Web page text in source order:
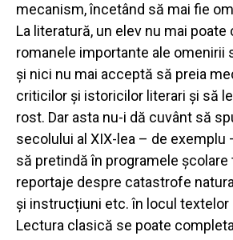
mecanism, încetând să mai fie
La literatură, un elev nu mai poate
romanele importante ale omenirii
și nici nu mai acceptă să preia
criticilor și istoricilor literari și să
rost. Dar asta nu-i dă cuvânt să
secolului al XIX-lea – de
să pretindă în programele
reportaje despre catastrofe
și instrucțiuni etc. în locul textelor
Lectura clasică se poate